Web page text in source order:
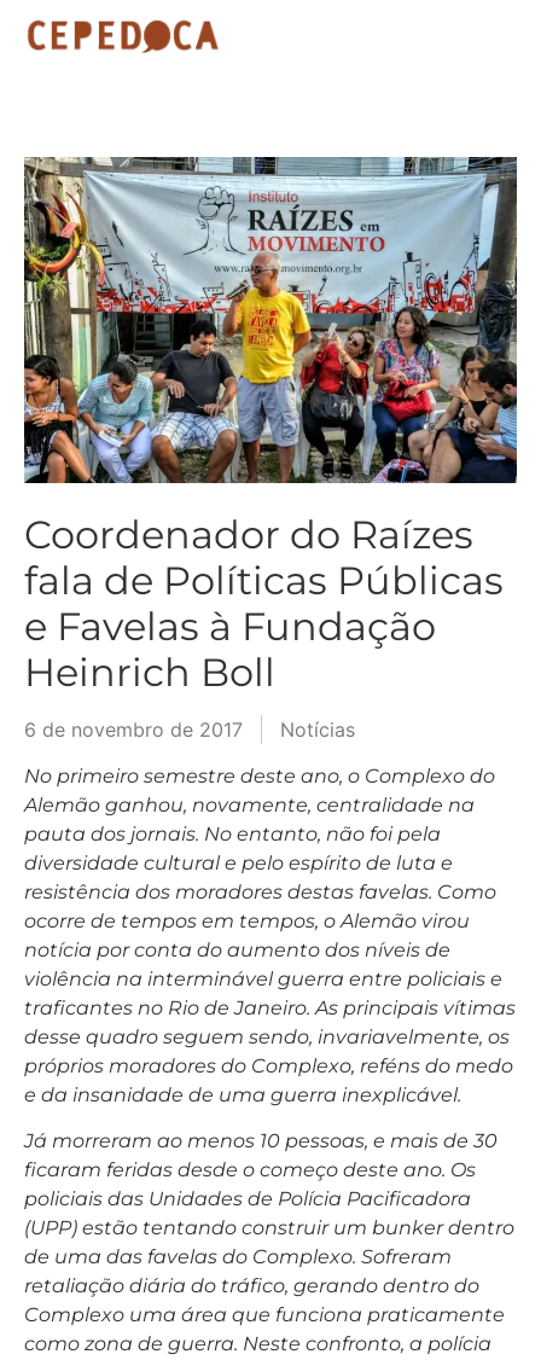
Coordenador do Raízes
fala de Políticas Públicas
e Favelas à Fundação
Heinrich Boll
6 de novembro de 2017 Notícias
No primeiro semestre deste ano, o Complexo do
Alemão ganhou, novamente, centralidade na
pauta dos jornais. No entanto, não foi pela
diversidade cultural e pelo espírito de luta e
resistência dos moradores destas favelas. Como
ocorre de tempos em tempos, o Alemão virou
notícia por conta do aumento dos níveis de
violência na interminável guerra entre policiais e
traficantes no Rio de Janeiro. As principais vítimas
desse quadro seguem sendo, invariavelmente, os
próprios moradores do Complexo, reféns do medo
e da insanidade de uma guerra inexplicável.
Já morreram ao menos 10 pessoas, e mais de 30
ficaram feridas desde o começo deste ano. Os
policiais das Unidades de Polícia Pacificadora
(UPP) estão tentando construir um bunker dentro
de uma das favelas do Complexo. Sofreram
retaliação diária do tráfico, gerando dentro do
Complexo uma área que funciona praticamente
como zona de guerra. Neste confronto, a polícia